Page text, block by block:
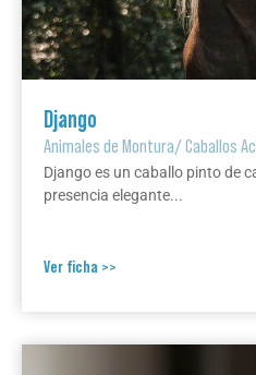
Django
Animales de Montura/Caballos
Django es un caballo pinto de
presencia elegante...
Ver ficha >>